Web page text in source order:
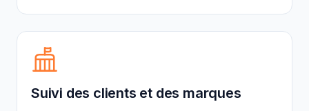
Suivi des clients et des marques